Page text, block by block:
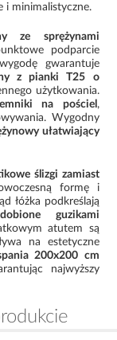
i minimalistyczne.
ze sprężynami
podparcie
gwarantuje
z pianki T25 o
użytkowania.
na pościel ,
Wygodny
ułatwiający
ślizgi zamiast
formę i
łóżka podkreślają
guzikami
atutem są
na estetyczne
200x200 cm
najwyższy